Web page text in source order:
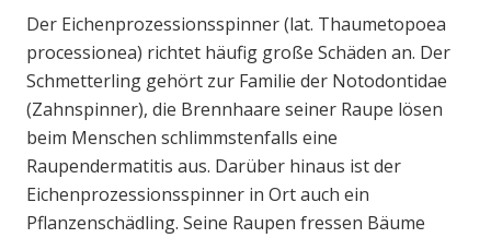
Der Eichenprozessionsspinner (lat. Thaumetopoea
processionea) richtet häufig große Schäden an. Der
Schmetterling gehört zur Familie der Notodontidae
(Zahnspinner), die Brennhaare seiner Raupe lösen
beim Menschen schlimmstenfalls eine
Raupendermatitis aus. Darüber hinaus ist der
Eichenprozessionsspinner in Ort auch ein
Pflanzenschädling. Seine Raupen fressen Bäume